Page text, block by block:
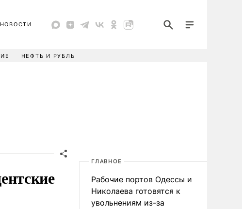
НОВОСТИ
НЕФТЬ И РУБЛЬ
ГЛАВНОЕ
Рабочие портов Одессы и
Николаева готовятся к
увольнениям из-за